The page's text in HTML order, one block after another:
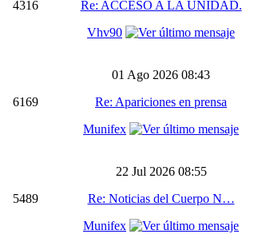
4316
Re: ACCESO A LA UNIDAD.
Vhv90
6169
01 Ago 2026 08:43
Re: Apariciones en prensa
Munifex
5489
22 Jul 2026 08:55
Re: Noticias del Cuerpo N…
Munifex